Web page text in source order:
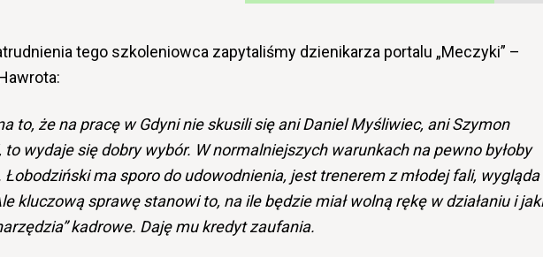
tego szkoleniowca zapytaliśmy dzienikarza portalu „Meczyki” –
to, że na pracę w Gdyni nie skusili się ani Daniel Myśliwiec, ani Szymon
to wydaje się dobry wybór. W normalniejszych warunkach na pewno byłoby
Łobodziński ma sporo do udowodnienia, jest trenerem z młodej fali, wygląda
kluczową sprawę stanowi to, na ile będzie miał wolną rękę w działaniu i
kadrowe. Daję mu kredyt zaufania.